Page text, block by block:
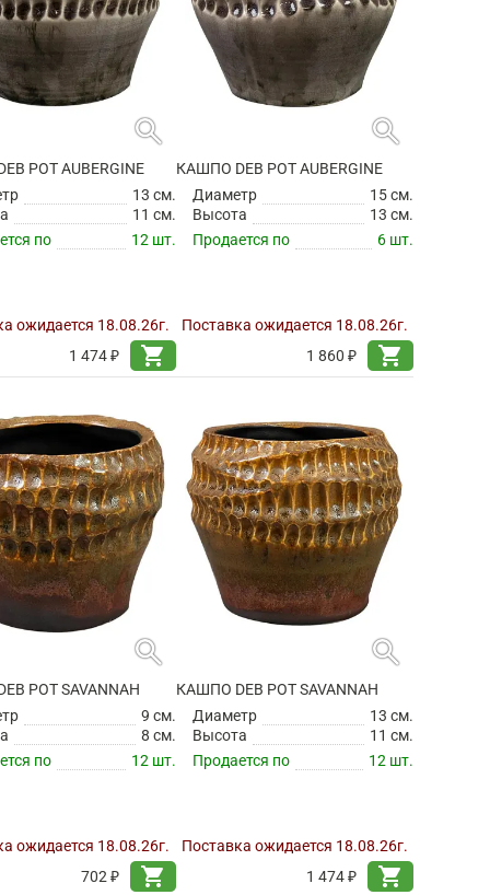
search
POT AUBERGINE
13 см.
11 см.
по
12 шт.
ожидается 18.08.26г.
1 474 ₽
shopping_cart
search
КАШПО DEB POT AUBERGINE
Диаметр
15 см.
Высота
13 см.
Продается по
6 шт.
Поставка ожидается 18.08.26г.
1 860 ₽
shopping_cart
search
POT SAVANNAH
9 см.
8 см.
по
12 шт.
ожидается 18.08.26г.
702 ₽
shopping_cart
search
КАШПО DEB POT SAVANNAH
Диаметр
13 см.
Высота
11 см.
Продается по
12 шт.
Поставка ожидается 18.08.26г.
1 474 ₽
shopping_cart